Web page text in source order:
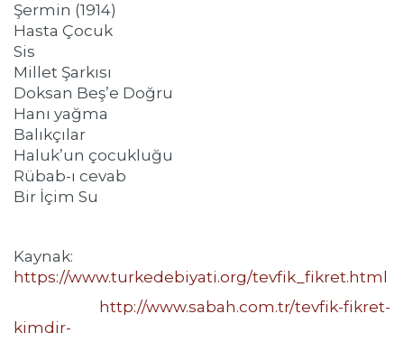
Şermin (1914)
Hasta Çocuk
Sis
Millet Şarkısı
Doksan Beş’e Doğru
Hanı yağma
Balıkçılar
Haluk’un çocukluğu
Rübab-ı cevab
Bir İçim Su
Kaynak:
https://www.turkedebiyati.org/tevfik_fikret.html
http://www.sabah.com.tr/tevfik-fikret-
kimdir-